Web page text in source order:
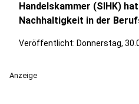
Handelskammer (SIHK)
Nachhaltigkeit in der
Veröffentlicht: Donnerstag,
Anzeige